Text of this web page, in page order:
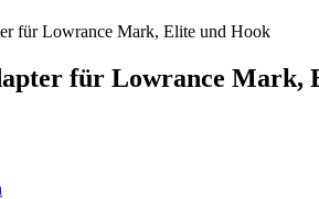
für Lowrance Mark, Elite und Hook
für Lowrance Mark,